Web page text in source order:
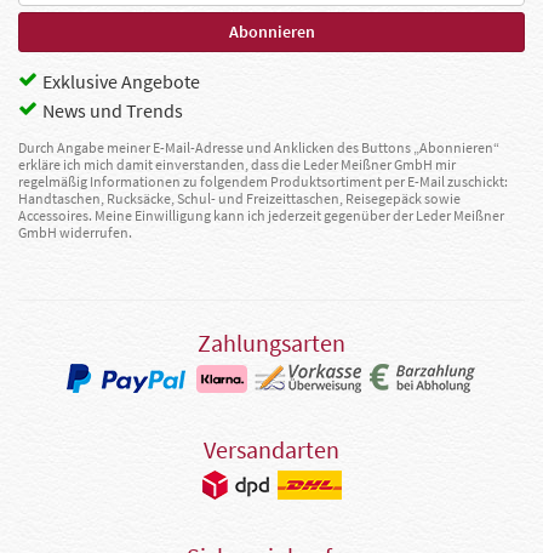
Exklusive Angebote
News und Trends
Durch Angabe meiner E-Mail-Adresse und Anklicken des Buttons „Abonnieren“
erkläre ich mich damit einverstanden, dass die Leder Meißner GmbH mir
regelmäßig Informationen zu folgendem Produktsortiment per E-Mail zuschickt:
Handtaschen, Rucksäcke, Schul- und Freizeittaschen, Reisegepäck sowie
Accessoires. Meine Einwilligung kann ich jederzeit gegenüber der Leder Meißner
GmbH widerrufen.
Zahlungsarten
Versandarten